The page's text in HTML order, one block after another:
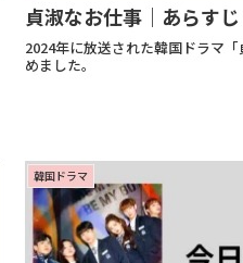
貞淑なお仕事｜あらす
2024年に放送された韓国ドラマ
めました。
韓国ドラマ